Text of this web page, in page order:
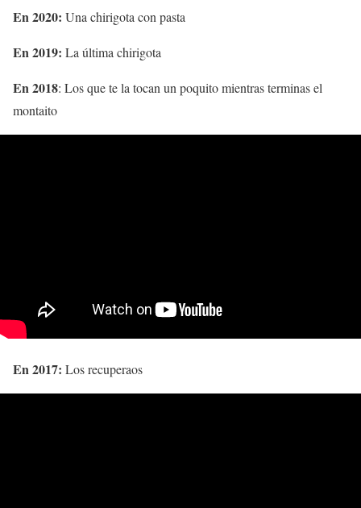
En 2020: Una chirigota con pasta
En 2019: La última chirigota
En 2018: Los que te la tocan un poquito mientras terminas el
montaito
En 2017: Los recuperaos